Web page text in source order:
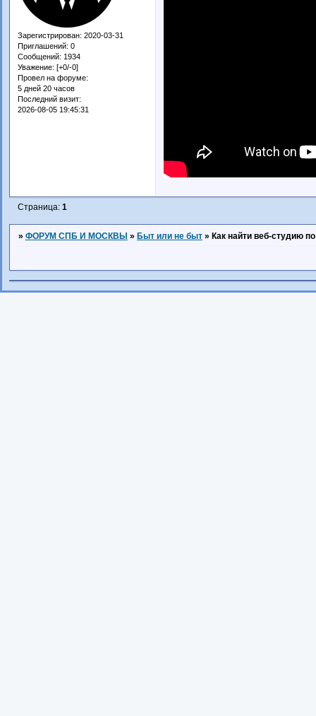
Зарегистрирован: 2020-03-31
Приглашений: 0
Сообщений: 1934
Уважение: [+0/-0]
Провел на форуме:
5 дней 20 часов
Последний визит:
2026-08-05 19:45:31
Страница: 1
» ФОРУМ СПБ И МОСКВЫ » Быт или не быт » Как найти веб-студию